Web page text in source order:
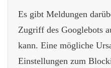
Es gibt Meldungen
Zugriff des Googlebots
kann. Eine mögliche
Einstellungen zum